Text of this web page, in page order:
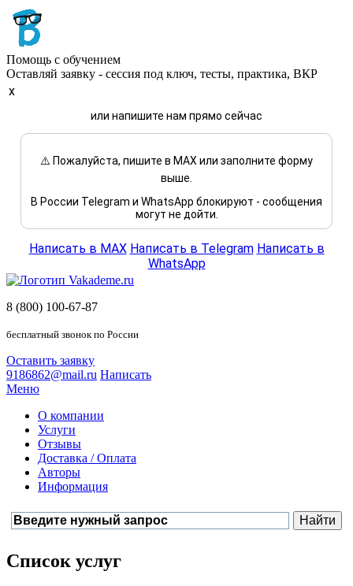
Помощь с обучением
Оставляй заявку - сессия под ключ, тесты, практика, ВКР
x
или напишите нам прямо сейчас
⚠️ Пожалуйста, пишите в MAX или заполните форму
выше.
В России Telegram и WhatsApp блокируют - сообщения
могут не дойти.
Написать в MAX Написать в Telegram Написать в
WhatsApp
8 (800) 100-67-87
бесплатный звонок по России
Оставить заявку
9186862@mail.ru Написать
Меню
О компании
Услуги
Отзывы
Доставка / Оплата
Авторы
Информация
Список услуг